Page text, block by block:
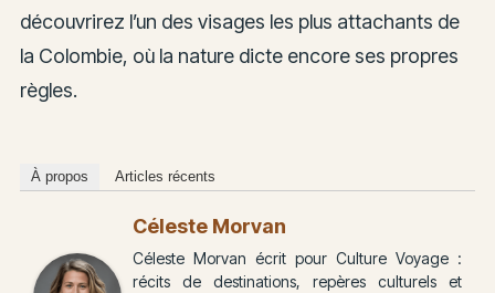
découvrirez l’un des visages les plus attachants de
la Colombie, où la nature dicte encore ses propres
règles.
À propos Articles récents
Céleste Morvan
Céleste Morvan écrit pour Culture Voyage :
récits de destinations, repères culturels et